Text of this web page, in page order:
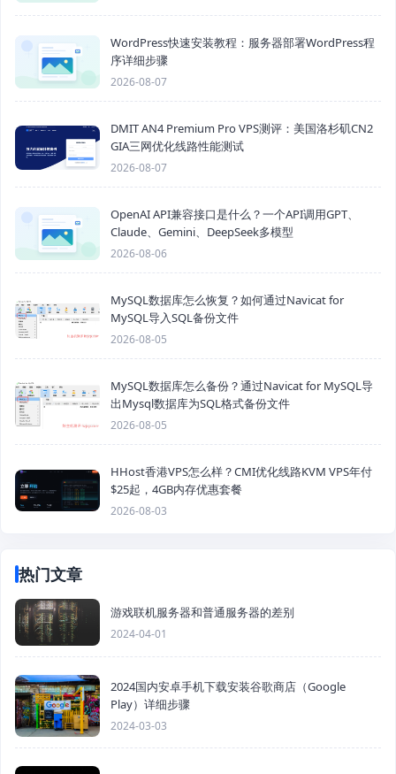
WordPress快速安装教程：服务器部署WordPress程
序详细步骤
2026-08-07
DMIT AN4 Premium Pro VPS测评：美国洛杉矶CN2
GIA三网优化线路性能测试
2026-08-07
OpenAI API兼容接口是什么？一个API调用GPT、
Claude、Gemini、DeepSeek多模型
2026-08-06
MySQL数据库怎么恢复？如何通过Navicat for
MySQL导入SQL备份文件
2026-08-05
MySQL数据库怎么备份？通过Navicat for MySQL导
出Mysql数据库为SQL格式备份文件
2026-08-05
HHost香港VPS怎么样？CMI优化线路KVM VPS年付
$25起，4GB内存优惠套餐
2026-08-03
热门文章
游戏联机服务器和普通服务器的差别
2024-04-01
2024国内安卓手机下载安装谷歌商店（Google
Play）详细步骤
2024-03-03